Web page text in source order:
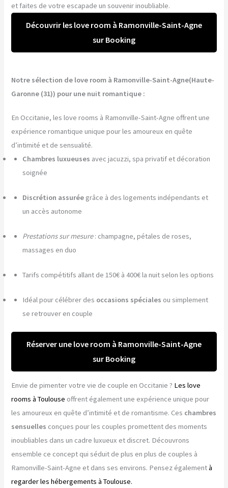
et faites de votre escapade un souvenir inoubliable.
Découvrir les love room à Ramonville-Saint-Agne
sur Booking
Notre sélection de love room à Ramonville-Saint-Agne(Haute-
Garonne (31)) pour une nuit romantique :
En Occitanie, les love rooms à Ramonville-Saint-Agne offrent une
expérience romantique unique pour les amoureux en quête
d’intimité et de sensualité.
Chambres luxueuses avec jacuzzi, spa privatif et décoration
soignée
Discrétion assurée grâce à des logements indépendants et
un accès autonome
Prestations sur mesure: champagne, pétales de roses,
massages en duo
Tarifs compétitifs allant de 150€ à 400€ la nuit selon les options
Idéal pour célébrer des occasions spéciales ou simplement
se retrouver en couple
Réserver une love room à Ramonville-Saint-Agne
sur Booking
Envie de pimenter votre vie de couple en Occitanie ? Les love
rooms à Toulouse offrent également une expérience unique pour
les amoureux en quête d’intimité et de romantisme. Ces chambres
sensuelles conçues pour les couples promettent des moments
inoubliables dans un cadre luxueux et discret. Découvrons
ensemble ce concept qui séduit de plus en plus de couples à
Ramonville-Saint-Agne et dans ses environs. Pensez égalementà
regarder les hébergements à Toulouse.